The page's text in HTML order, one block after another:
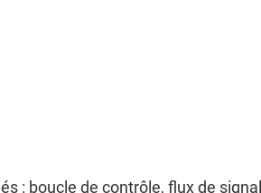
: boucle de contrôle, flux de